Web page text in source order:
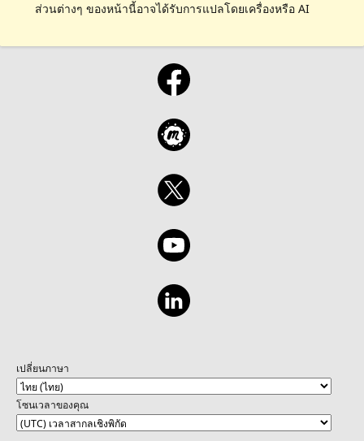
ส่วนต่างๆ ของหน้านี้อาจได้รับการแปลโดยเครื่องหรือ AI
เปลี่ยนภาษา
โซนเวลาของคุณ